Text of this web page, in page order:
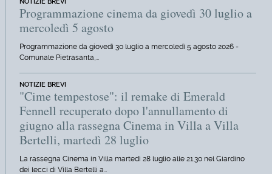
Programmazione cinema da giovedì 30 luglio a
mercoledì 5 agosto
Programmazione da giovedì 30 luglio a mercoledì 5 agosto 2026 -
Comunale Pietrasanta,…
NOTIZIE BREVI
"Cime tempestose": il remake di Emerald
Fennell recuperato dopo l'annullamento di
giugno alla rassegna Cinema in Villa a Villa
Bertelli, martedì 28 luglio
La rassegna Cinema in Villa martedì 28 luglio alle 21.30 nel Giardino
dei lecci di Villa Bertelli a…